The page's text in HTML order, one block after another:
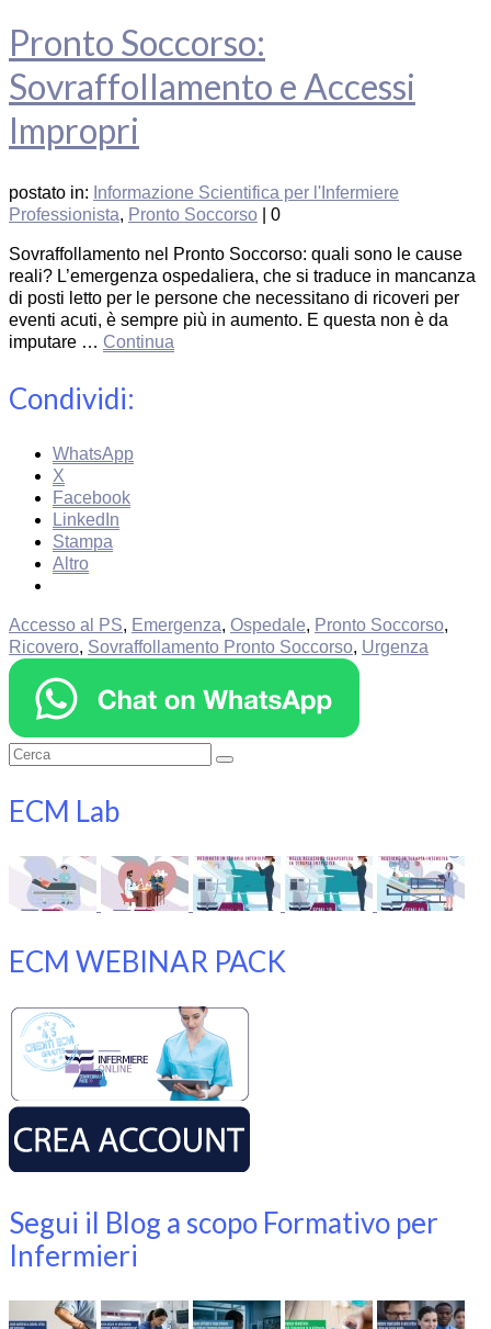
Pronto Soccorso:
Sovraffollamento e Accessi
Impropri
postato in: Informazione Scientifica per l'Infermiere
Professionista, Pronto Soccorso 0
Sovraffollamento nel Pronto Soccorso: quali sono le cause
reali? L’emergenza ospedaliera, che si traduce in mancanza
di posti letto per le persone che necessitano di ricoveri per
eventi acuti, è sempre più in aumento. E questa non è da
imputare … Continua
Condividi:
WhatsApp
X
Facebook
LinkedIn
Stampa
Altro
Accesso al PS, Emergenza, Ospedale, Pronto Soccorso,
Ricovero, Sovraffollamento Pronto Soccorso, Urgenza
Cerca:
ECM Lab
ECM WEBINAR PACK
Segui il Blog a scopo Formativo per
Infermieri